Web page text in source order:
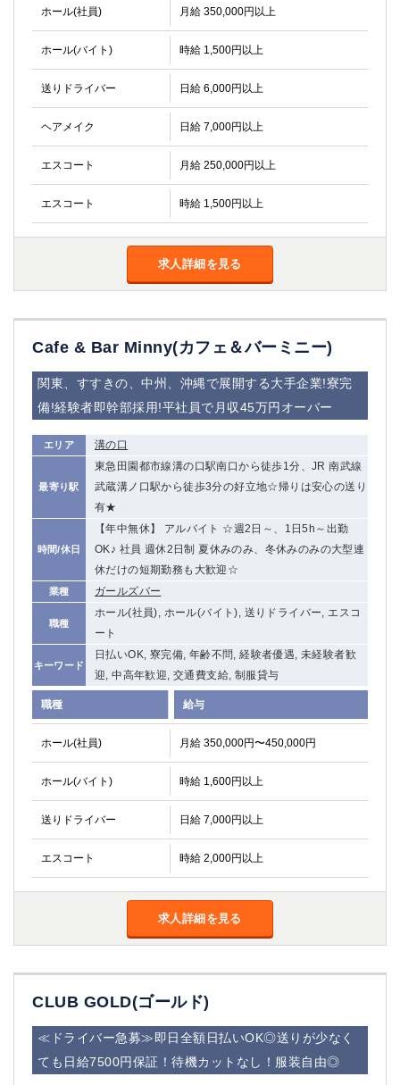
ホール(社員) 月給 350,000円以上
ホール(バイト) 時給 1,500円以上
送りドライバー 日給 6,000円以上
ヘアメイク 日給 7,000円以上
エスコート 月給 250,000円以上
エスコート 時給 1,500円以上
求人詳細を見る
Cafe & Bar Minny(カフェ＆バーミニー)
関東、すすきの、中州、沖縄で展開する大手企業!寮完
備!経験者即幹部採用!平社員で月収45万円オーバー
エリア 溝の口
最寄り駅
東急田園都市線溝の口駅南口から徒歩1分、JR 南武線
武蔵溝ノ口駅から徒歩3分の好立地☆帰りは安心の送り
有★
時間/休日
【年中無休】 アルバイト ☆週2日～、1日5h～出勤
OK♪ 社員 週休2日制 夏休みのみ、冬休みのみの大型連
休だけの短期勤務も大歓迎☆
業種 ガールズバー
職種
ホール(社員), ホール(バイト), 送りドライバー, エスコ
ート
キーワード
日払いOK, 寮完備, 年齢不問, 経験者優遇, 未経験者歓
迎, 中高年歓迎, 交通費支給, 制服貸与
職種 給与
ホール(社員) 月給 350,000円〜450,000円
ホール(バイト) 時給 1,600円以上
送りドライバー 日給 7,000円以上
エスコート 時給 2,000円以上
求人詳細を見る
CLUB GOLD(ゴールド)
≪ドライバー急募≫即日全額日払いOK◎送りが少なく
ても日給7500円保証！待機カットなし！服装自由◎
蒲田(西口)
清瀬（南口）
①東武練馬 ②成増・板橋 ③大山 ②池袋
池袋東口
金町
大井町
大泉学園
下赤塚
竹ノ塚
三鷹
亀戸
水道橋
祖師ヶ谷大蔵
小岩
湯島
久米川
西麻布
関内
横浜
本厚木
新横浜
藤沢
平塚
小田原
関内・馬車道・日ノ出町
武蔵新城
戸塚
たまプラーザ
大船
相模原
横須賀
桜木町
埼玉県
大宮
南越谷
志木
川越
草加
南浦和
獨協大学前＜草加松原＞
北浦和（西口）
春日部
川口
千葉県
成田
千葉
佐倉
木更津
八千代台
本八幡
東金
浦安
栃木県